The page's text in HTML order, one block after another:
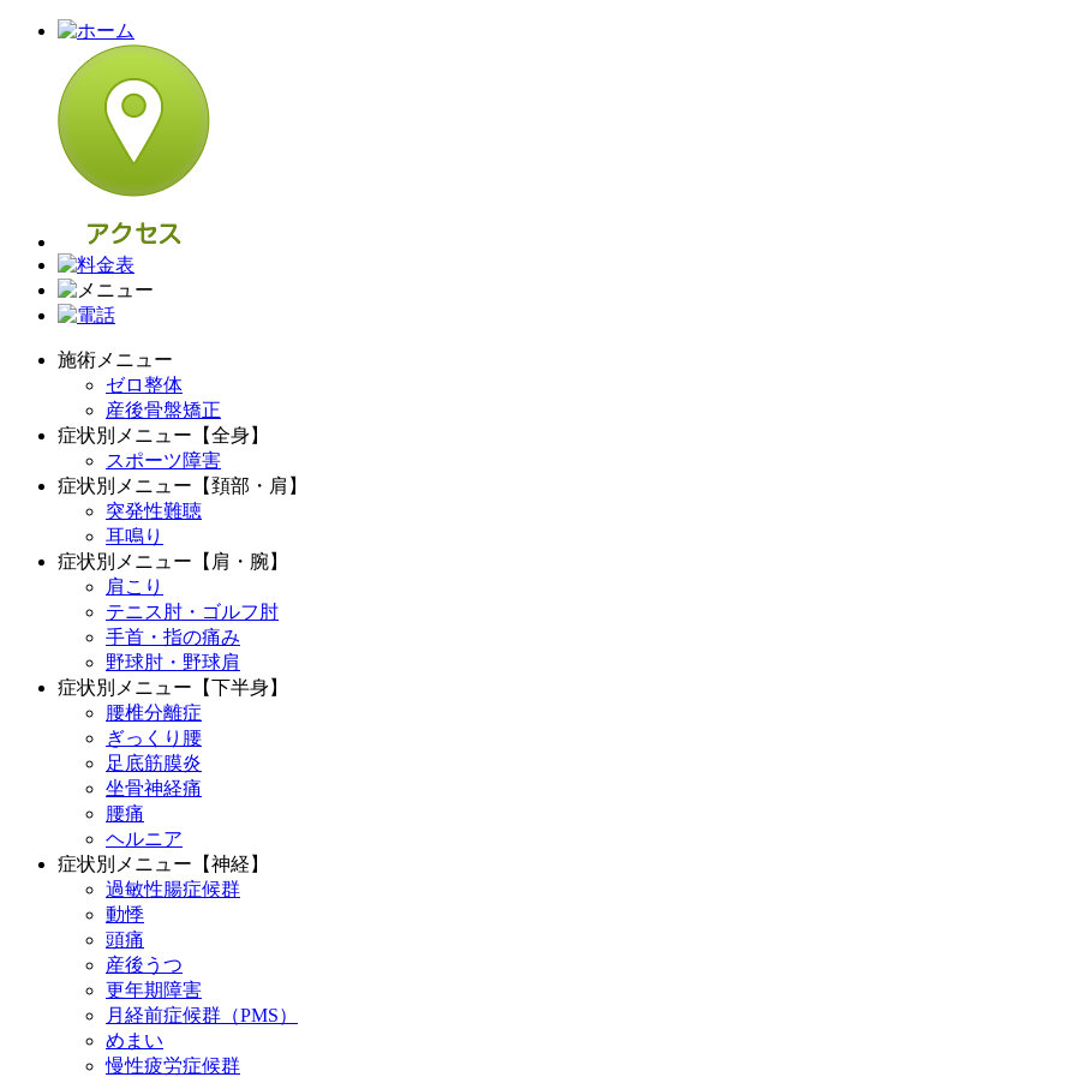
施術メニュー
ゼロ整体
産後骨盤矯正
症状別メニュー【全身】
スポーツ障害
症状別メニュー【頚部・肩】
突発性難聴
耳鳴り
症状別メニュー【肩・腕】
肩こり
テニス肘・ゴルフ肘
手首・指の痛み
野球肘・野球肩
症状別メニュー【下半身】
腰椎分離症
ぎっくり腰
足底筋膜炎
坐骨神経痛
腰痛
ヘルニア
症状別メニュー【神経】
過敏性腸症候群
動悸
頭痛
産後うつ
更年期障害
月経前症候群（PMS）
めまい
慢性疲労症候群